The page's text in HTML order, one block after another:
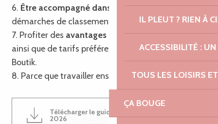
IL PLEUT ? RIEN À
ACCESSIBILITÉ :
TOUS LES LOISIRS
ÇA BOUGE
6. Être accompagné dans vos projetset
démarches de classement et de labellisation.
7. Profiter des avantages du passeport privilège
ainsi que de tarifs préférentiels sur nos produits
Boutik.
8. Parce que travailler ensemble est une évidence !
Télécharger le guide du partenariat
2026